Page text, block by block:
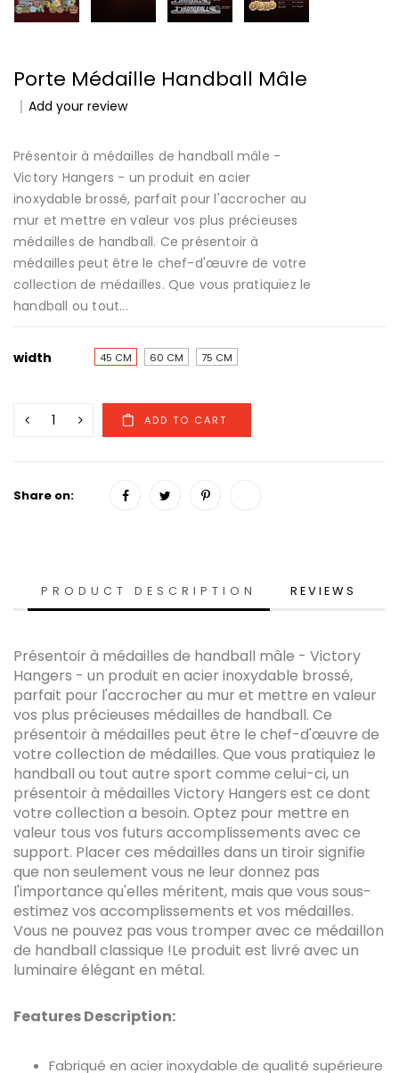
Porte Médaille Handball Mâle
Add your review
Présentoir à médailles de handball mâle -
Victory Hangers - un produit en acier
inoxydable brossé, parfait pour l'accrocher au
mur et mettre en valeur vos plus précieuses
médailles de handball. Ce présentoir à
médailles peut être le chef-d'œuvre de votre
collection de médailles. Que vous pratiquiez le
handball ou tout...
width 45 CM 60 CM 75 CM
Share on:
PRODUCT DESCRIPTION REVIEWS
Présentoir à médailles de handball mâle - Victory
Hangers - un produit en acier inoxydable brossé,
parfait pour l'accrocher au mur et mettre en valeur
vos plus précieuses médailles de handball. Ce
présentoir à médailles peut être le chef-d'œuvre de
votre collection de médailles. Que vous pratiquiez le
handball ou tout autre sport comme celui-ci, un
présentoir à médailles Victory Hangers est ce dont
votre collection a besoin. Optez pour mettre en
valeur tous vos futurs accomplissements avec ce
support. Placer ces médailles dans un tiroir signifie
que non seulement vous ne leur donnez pas
l'importance qu'elles méritent, mais que vous sous-
estimez vos accomplissements et vos médailles.
Vous ne pouvez pas vous tromper avec ce médaillon
de handball classique !Le produit est livré avec un
luminaire élégant en métal.
Features Description:
Fabriqué en acier inoxydable de qualité supérieure